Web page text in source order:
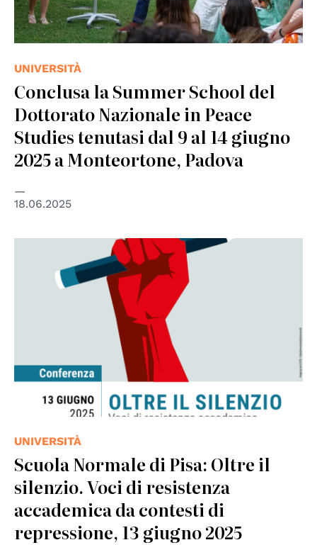
UNIVERSITÀ
Conclusa la Summer School del
Dottorato Nazionale in Peace
Studies tenutasi dal 9 al 14 giugno
2025 a Monteortone, Padova
18.06.2025
UNIVERSITÀ
Scuola Normale di Pisa: Oltre il
silenzio. Voci di resistenza
accademica da contesti di
repressione, 13 giugno 2025